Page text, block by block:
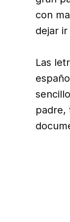
con
dejar
Las
sencillo
padre,